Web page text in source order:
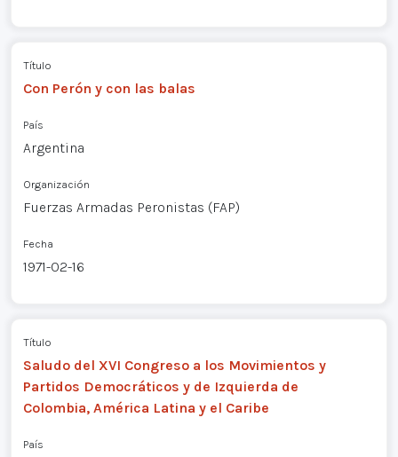
Título
Con Perón y con las balas
País
Argentina
Organización
Fuerzas Armadas Peronistas (FAP)
Fecha
1971-02-16
Título
Saludo del XVI Congreso a los Movimientos y
Partidos Democráticos y de Izquierda de
Colombia, América Latina y el Caribe
País